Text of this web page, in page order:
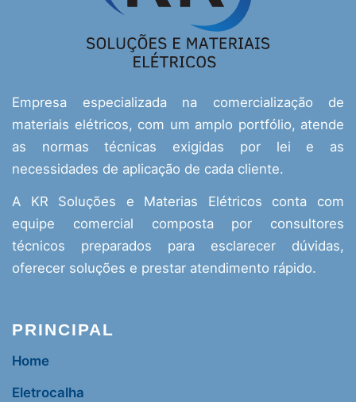
Empresa especializada na comercialização de
materiais elétricos, com um amplo portfólio, atende
as normas técnicas exigidas por lei e as
necessidades de aplicação de cada cliente.
A KR Soluções e Materias Elétricos conta com
equipe comercial composta por consultores
técnicos preparados para esclarecer dúvidas,
oferecer soluções e prestar atendimento rápido.
PRINCIPAL
Home
Eletrocalha